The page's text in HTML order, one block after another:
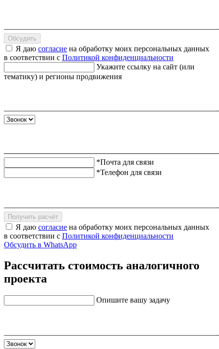
Обсудить
Я даю согласие на обработку моих персональных данных
в соответствии с Политикой конфиденциальности
Укажите ссылку на сайт (или
тематику) и регионы продвижения
*Почта для связи
*Телефон для связи
Получить расчёт
Я даю согласие на обработку моих персональных данных
в соответствии с Политикой конфиденциальности
Обсудить в WhatsApp
Рассчитать стоимость аналогичного
проекта
Опишите вашу задачу